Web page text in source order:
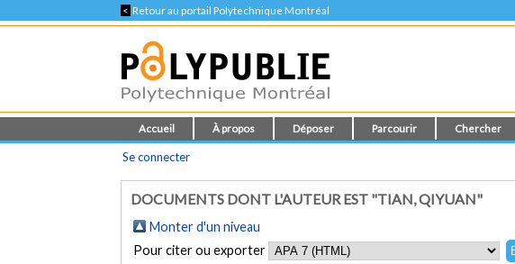
< Retour au portail Polytechnique Montréal
Accueil À propos Déposer Parcourir Chercher
Se connecter
DOCUMENTS DONT L'AUTEUR EST "TIAN, QIYUAN"
Monter d'un niveau
Pour citer ou exporter